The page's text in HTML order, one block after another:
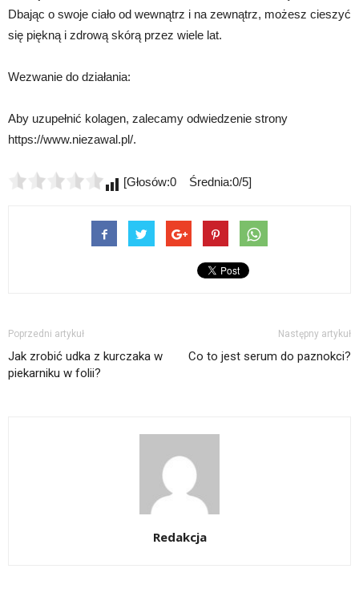
Dbając o swoje ciało od wewnątrz i na zewnątrz, możesz cieszyć
się piękną i zdrową skórą przez wiele lat.
Wezwanie do działania:
Aby uzupełnić kolagen, zalecamy odwiedzenie strony
https://www.niezawal.pl/.
[Głosów:0 Średnia:0/5]
Poprzedni artykuł
Jak zrobić udka z kurczaka w
piekarniku w folii?
Następny artykuł
Co to jest serum do paznokci?
Redakcja